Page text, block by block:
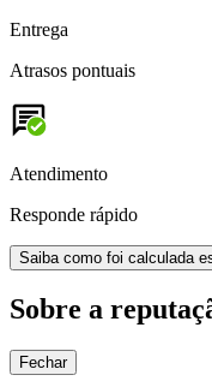
Entrega
Atrasos pontuais
Atendimento
Responde rápido
Saiba como foi calculada
Sobre a
Fechar